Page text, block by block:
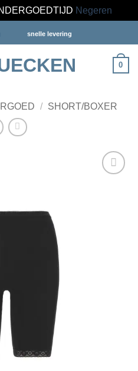
Negeren
snelle levering
0
/ SHORT/BOXER